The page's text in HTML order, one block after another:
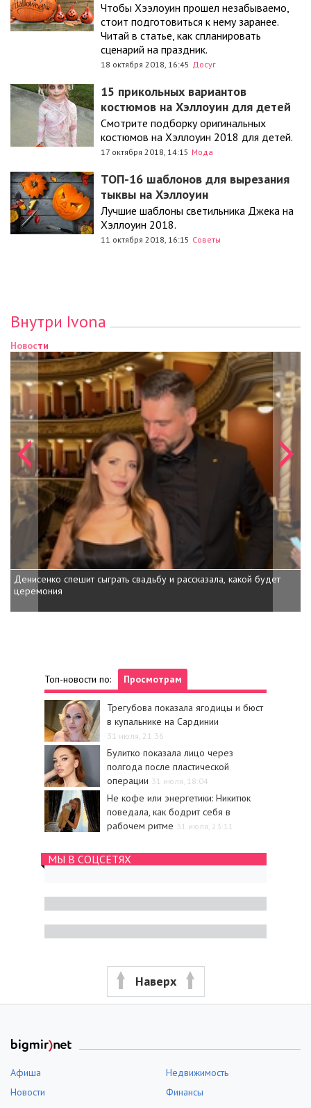
Чтобы Хээлоуин прошел незабываемо,
стоит подготовиться к нему заранее.
Читай в статье, как спланировать
сценарий на праздник.
18 октября 2018, 16:45 Досуг
15 прикольных вариантов
костюмов на Хэллоуин для детей
Смотрите подборку оригинальных
костюмов на Хэллоуин 2018 для детей.
17 октября 2018, 14:15 Мода
ТОП-16 шаблонов для вырезания
тыквы на Хэллоуин
Лучшие шаблоны светильника Джека на
Хэллоуин 2018.
11 октября 2018, 16:15 Советы
Внутри Ivona
Новости
Денисенко спешит сыграть свадьбу и рассказала, какой будет
церемония
Топ-новости по: Просмотрам
Трегубова показала ягодицы и бюст
в купальнике на Сардинии
31 июля, 21:36
Булитко показала лицо через
полгода после пластической
операции 31 июля, 18:04
Не кофе или энергетики: Никитюк
поведала, как бодрит себя в
рабочем ритме 31 июля, 23:11
МЫ В СОЦСЕТЯХ
Наверх
Афиша
Недвижимость
Новости
Финансы